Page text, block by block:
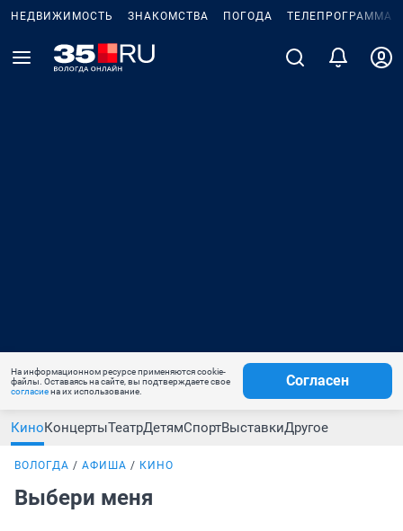
НЕДВИЖИМОСТЬ ЗНАКОМСТВА ПОГОДА ТЕЛЕПРОГРАММА
На информационном ресурсе применяются cookie-
файлы. Оставаясь на сайте, вы подтверждаете свое
согласиена их использование.
Согласен
КиноКонцертыТеатрДетямСпортВыставкиДругое
ВОЛОГДА АФИША КИНО
Выбери меня